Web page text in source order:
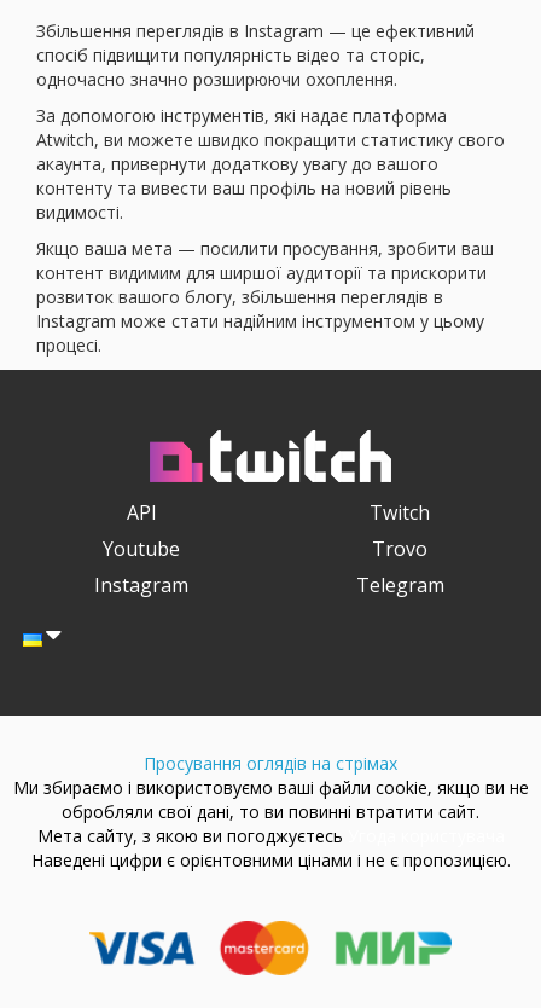
Збільшення переглядів в Instagram — це ефективний
спосіб підвищити популярність відео та сторіс,
одночасно значно розширюючи охоплення.
За допомогою інструментів, які надає платформа
Atwitch, ви можете швидко покращити статистику свого
акаунта, привернути додаткову увагу до вашого
контенту та вивести ваш профіль на новий рівень
видимості.
Якщо ваша мета — посилити просування, зробити ваш
контент видимим для ширшої аудиторії та прискорити
розвиток вашого блогу, збільшення переглядів в
Instagram може стати надійним інструментом у цьому
процесі.
API
Twitch
Youtube
Trovo
Instagram
Telegram
Просування оглядів на стрімах
Ми збираємо і використовуємо ваші файли cookie, якщо ви не
обробляли свої дані, то ви повинні втратити сайт.
Мета сайту, з якою ви погоджуєтесь
Наведені цифри є орієнтовними цінами і не є пропозицією.